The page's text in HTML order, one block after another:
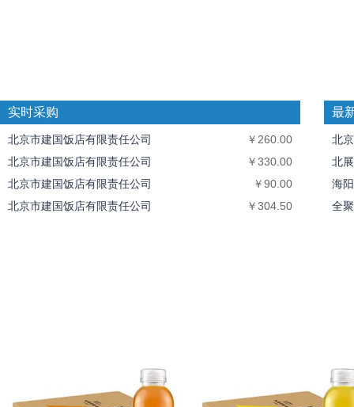
实时采购
北京市建国饭店有限责任公司
￥260.00
北京市建国饭店有限责任公司
￥330.00
北京市建国饭店有限责任公司
￥90.00
北京市建国饭店有限责任公司
￥304.50
最
北
北
海
全